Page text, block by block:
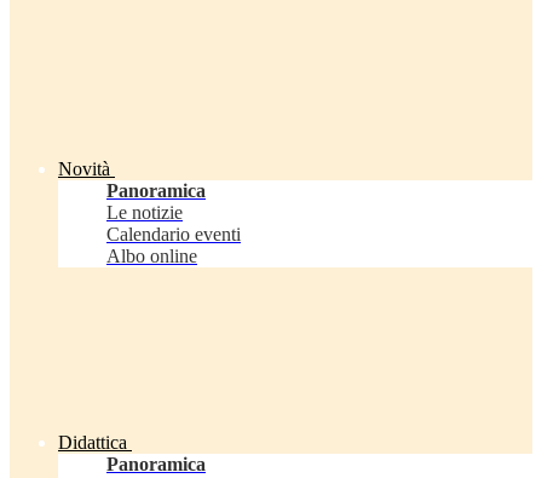
Novità
Panoramica
Le notizie
Calendario eventi
Albo online
Didattica
Panoramica